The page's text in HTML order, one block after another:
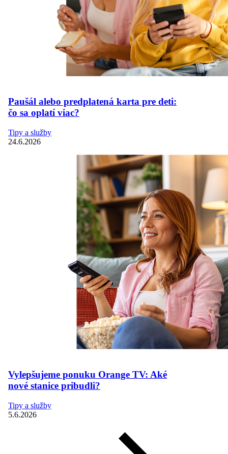
Paušál alebo predplatená karta pre deti:
čo sa oplatí viac?
Tipy a služby
24.6.2026
Vylepšujeme ponuku Orange TV: Aké
nové stanice pribudli?
Tipy a služby
5.6.2026